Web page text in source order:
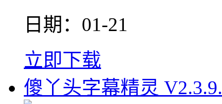
日期：01-21
立即下载
傻丫头字幕精灵